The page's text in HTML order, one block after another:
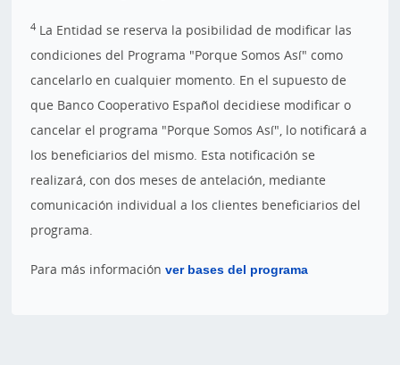
4 La Entidad se reserva la posibilidad de modificar las
condiciones del Programa "Porque Somos Así" como
cancelarlo en cualquier momento. En el supuesto de
que Banco Cooperativo Español decidiese modificar o
cancelar el programa "Porque Somos Así", lo notificará a
los beneficiarios del mismo. Esta notificación se
realizará, con dos meses de antelación, mediante
comunicación individual a los clientes beneficiarios del
programa.
Para más informaciónver bases del programa